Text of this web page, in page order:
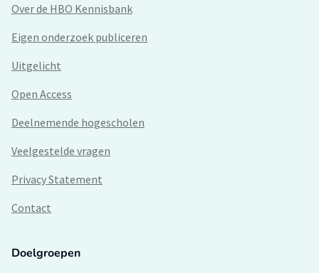
Over de HBO Kennisbank
Eigen onderzoek publiceren
Uitgelicht
Open Access
Deelnemende hogescholen
Veelgestelde vragen
Privacy Statement
Contact
Doelgroepen